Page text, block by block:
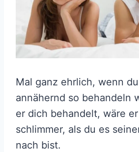
Mal ganz ehrlich, wenn
annähernd so behandeln
er dich behandelt, wäre
schlimmer, als du es
nach bist.